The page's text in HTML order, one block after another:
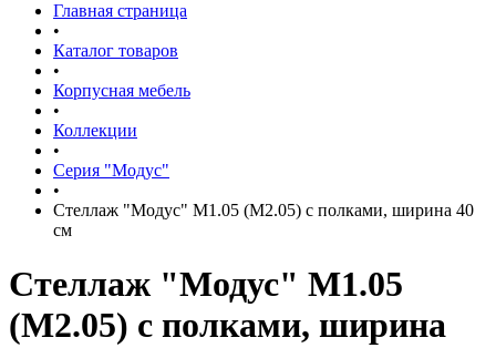
Главная страница
•
Каталог товаров
•
Корпусная мебель
•
Коллекции
•
Серия "Модус"
•
Стеллаж "Модус" М1.05 (М2.05) с полками, ширина 40
см
Стеллаж "Модус" М1.05
(М2.05) с полками, ширина